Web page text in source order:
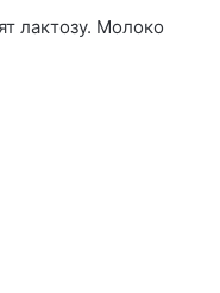
лактозу. Молоко